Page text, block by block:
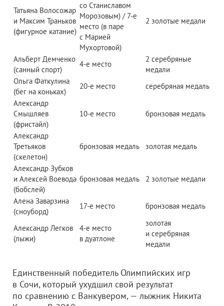
Татьяна Волосожар
и Максим Траньков
(фигурное катание)
со Станиславом
Морозовым) / 7-е
место (в паре
с Марией
Мухортовой)
2 золотые медали
Альберт Демченко
(санный спорт)
4-е место
2 серебряные
медали
Ольга Фаткулина
(бег на коньках)
20-е место
серебряная медаль
Александр
Смышляев
(фристайл)
10-е место бронзовая медаль
Александр
Третьяков
(скелетон)
бронзовая медаль золотая медаль
Александр Зубков
и Алексей Воевода
(бобслей)
бронзовая медаль 2 золотые медали
Алена Заварзина
(сноуборд)
17-е место бронзовая медаль
Александр Легков
(лыжи)
4-е место
в дуатлоне
золотая
и серебряная
медали
Единственный победитель Олимпийских игр
в Сочи, который ухудшил свой результат
по сравнению с Ванкувером, — лыжник Никита